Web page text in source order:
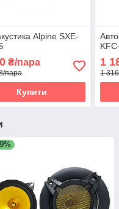
Alpine SXE-
₴/пара
пара
Купити
1
1